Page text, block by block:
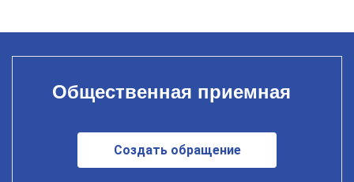
Общественная приемная
Создать обращение